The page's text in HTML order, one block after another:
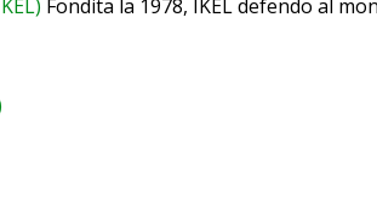
Fondita la 1978, IKEL defendo al